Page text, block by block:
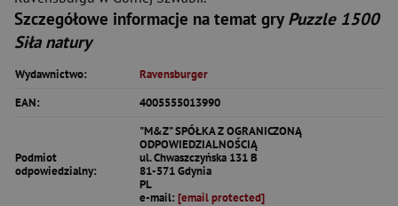
Szczegółowe informacje na temat gry Puzzle 1500
Siła natury
Wydawnictwo:
Ravensburger
EAN:
4005555013990
Podmiot
odpowiedzialny:
"M&Z" SPÓŁKA Z OGRANICZONĄ
ODPOWIEDZIALNOŚCIĄ
ul. Chwaszczyńska 131 B
81-571 Gdynia
PL
e-mail: [email protected]